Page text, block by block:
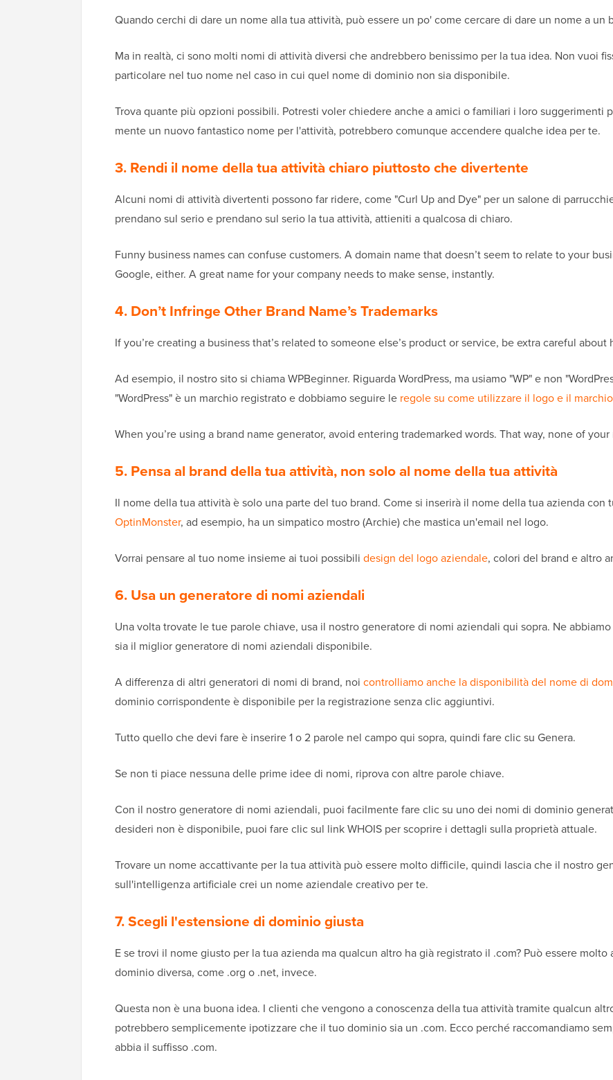
Quando cerchi di dare un nome alla tua attività, può essere un po' come cercare di dare un nome a
Ma in realtà, ci sono molti nomi di attività diversi che andrebbero benissimo per la tua idea. Non vuoi
particolare nel tuo nome nel caso in cui quel nome di dominio non sia disponibile.
Trova quante più opzioni possibili. Potresti voler chiedere anche a amici o familiari i loro suggerimenti
mente un nuovo fantastico nome per l'attività, potrebbero comunque accendere qualche idea per te.
3. Rendi il nome della tua attività chiaro piuttosto che divertente
Alcuni nomi di attività divertenti possono far ridere, come "Curl Up and Dye" per un salone di
prendano sul serio e prendano sul serio la tua attività, attieniti a qualcosa di chiaro.
Funny business names can confuse customers. A domain name that doesn’t seem to relate to your
Google, either. A great name for your company needs to make sense, instantly.
4. Don’t Infringe Other Brand Name’s Trademarks
If you’re creating a business that’s related to someone else’s product or service, be extra careful
Ad esempio, il nostro sito si chiama WPBeginner. Riguarda WordPress, ma usiamo "WP" e non
"WordPress" è un marchio registrato e dobbiamo seguire le regole su come utilizzare il logo e il
When you’re using a brand name generator, avoid entering trademarked words. That way, none of
5. Pensa al brand della tua attività, non solo al nome della tua attività
Il nome della tua attività è solo una parte del tuo brand. Come si inserirà il nome della tua azienda con
OptinMonster, ad esempio, ha un simpatico mostro (Archie) che mastica un'email nel logo.
Vorrai pensare al tuo nome insieme ai tuoi possibili design del logo aziendale, colori del brand e altro
6. Usa un generatore di nomi aziendali
Una volta trovate le tue parole chiave, usa il nostro generatore di nomi aziendali qui sopra. Ne
sia il miglior generatore di nomi aziendali disponibile.
A differenza di altri generatori di nomi di brand, noi controlliamo anche la disponibilità del nome di
dominio corrispondente è disponibile per la registrazione senza clic aggiuntivi.
Tutto quello che devi fare è inserire 1 o 2 parole nel campo qui sopra, quindi fare clic su Genera.
Se non ti piace nessuna delle prime idee di nomi, riprova con altre parole chiave.
Con il nostro generatore di nomi aziendali, puoi facilmente fare clic su uno dei nomi di dominio
desideri non è disponibile, puoi fare clic sul link WHOIS per scoprire i dettagli sulla proprietà attuale.
Trovare un nome accattivante per la tua attività può essere molto difficile, quindi lascia che il nostro
sull'intelligenza artificiale crei un nome aziendale creativo per te.
7. Scegli l'estensione di dominio giusta
E se trovi il nome giusto per la tua azienda ma qualcun altro ha già registrato il .com? Può essere
dominio diversa, come .org o .net, invece.
Questa non è una buona idea. I clienti che vengono a conoscenza della tua attività tramite qualcun
potrebbero semplicemente ipotizzare che il tuo dominio sia un .com. Ecco perché raccomandiamo
abbia il suffisso .com.